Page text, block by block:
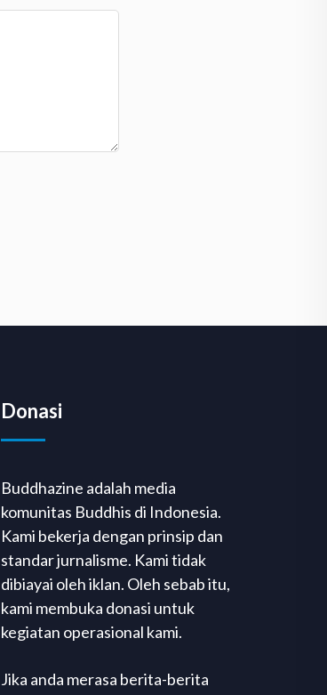
Donasi
Buddhazine adalah media
komunitas Buddhis di Indonesia.
Kami bekerja dengan prinsip dan
standar jurnalisme. Kami tidak
dibiayai oleh iklan. Oleh sebab itu,
kami membuka donasi untuk
kegiatan operasional kami.
Jika anda merasa berita-berita